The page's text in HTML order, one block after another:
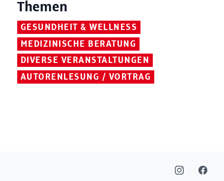
Themen
GESUNDHEIT & WELLNESS
MEDIZINISCHE BERATUNG
DIVERSE VERANSTALTUNGEN
AUTORENLESUNG / VORTRAG